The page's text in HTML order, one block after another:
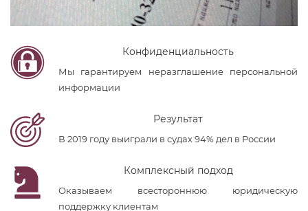
Конфиденциальность
Мы гарантируем неразглашение персональной
информации
Результат
В 2019 году выиграли в судах 94% дел в России
Комплексный подход
Оказываем всестороннюю юридическую
поддержку клиентам